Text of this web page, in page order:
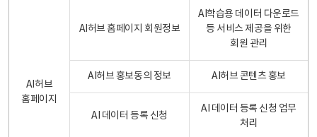
AI허브
홈페이지
AI허브 홈페이지 회원정보
AI학습용 데이터 다운로드
등 서비스 제공을 위한
회원 관리
AI허브 홍보동의 정보 AI허브 콘텐츠 홍보
AI 데이터 등록 신청
AI 데이터 등록 신청 업무
처리